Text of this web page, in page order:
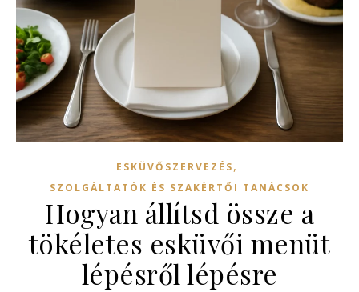
ESKÜVŐSZERVEZÉS,
SZOLGÁLTATÓK ÉS SZAKÉRTŐI TANÁCSOK
Hogyan állítsd össze a
tökéletes esküvői menüt
lépésről lépésre